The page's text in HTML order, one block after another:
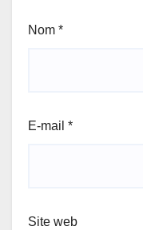
Nom *
E-mail *
Site web